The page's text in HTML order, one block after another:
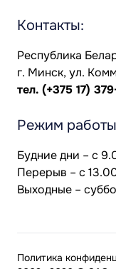
Контакты:
Республика
г. Минск, ул.
тел. (+375 17)
Режим
Будние дни – с
Перерыв – с
Выходные –
Политика